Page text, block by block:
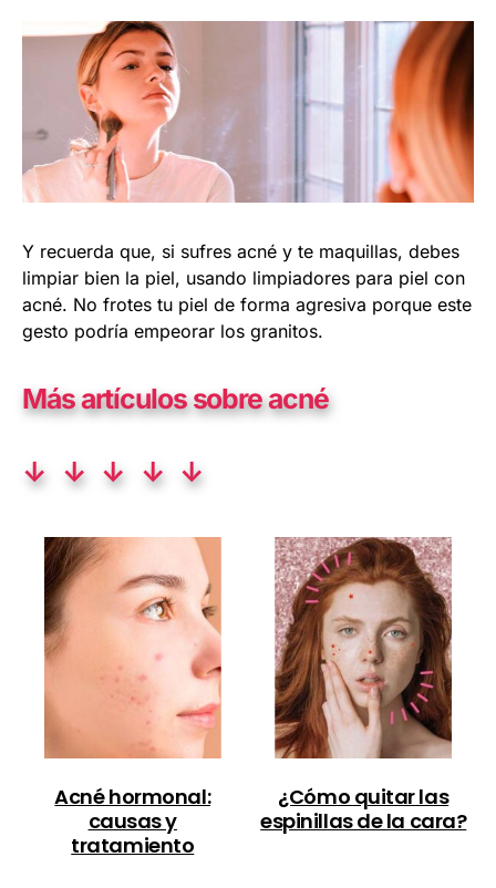
Y recuerda que, si sufres acné y te maquillas, debes
limpiar bien la piel, usando limpiadores para piel con
acné. No frotes tu piel de forma agresiva porque este
gesto podría empeorar los granitos.
Más artículos sobre acné
↓ ↓ ↓ ↓ ↓
Acné hormonal:
causas y
tratamiento
¿Cómo quitar las
espinillas de la cara?